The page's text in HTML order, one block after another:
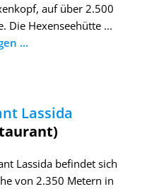
auf über 2.500
Die Hexenseehütte ...
...
Lassida
Lassida befindet sich
von 2.350 Metern in